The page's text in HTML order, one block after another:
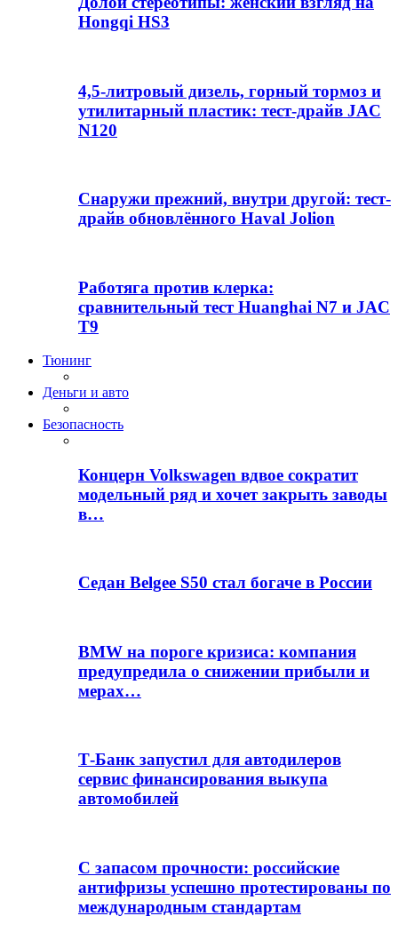
Hongqi HS3
4,5-литровый дизель, горный тормоз и
утилитарный пластик: тест-драйв JAC
N120
Снаружи прежний, внутри другой: тест-
драйв обновлённого Haval Jolion
Работяга против клерка:
сравнительный тест Huanghai N7 и JAC
T9
Тюнинг
Деньги и авто
Безопасность
Концерн Volkswagen вдвое сократит
модельный ряд и хочет закрыть заводы
в…
Седан Belgee S50 стал богаче в России
BMW на пороге кризиса: компания
предупредила о снижении прибыли и
мерах…
Т-Банк запустил для автодилеров
сервис финансирования выкупа
автомобилей
С запасом прочности: российские
антифризы успешно протестированы по
международным стандартам